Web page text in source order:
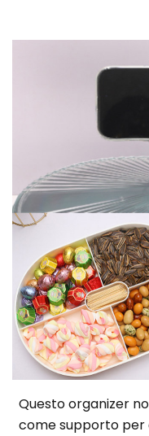
Questo organizer
come supporto per